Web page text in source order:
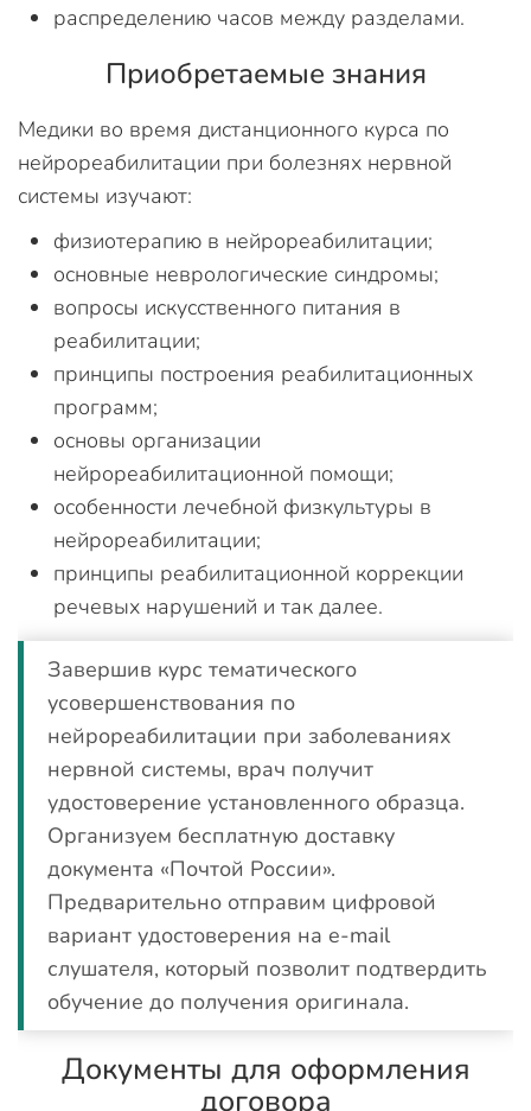
распределению часов между разделами.
Приобретаемые знания
Медики во время дистанционного курса по
нейрореабилитации при болезнях нервной
системы изучают:
физиотерапию в нейрореабилитации;
основные неврологические синдромы;
вопросы искусственного питания в
реабилитации;
принципы построения реабилитационных
программ;
основы организации
нейрореабилитационной помощи;
особенности лечебной физкультуры в
нейрореабилитации;
принципы реабилитационной коррекции
речевых нарушений и так далее.
Завершив курс тематического
усовершенствования по
нейрореабилитации при заболеваниях
нервной системы, врач получит
удостоверение установленного образца.
Организуем бесплатную доставку
документа «Почтой России».
Предварительно отправим цифровой
вариант удостоверения на e-mail
слушателя, который позволит подтвердить
обучение до получения оригинала.
Документы для оформления
договора